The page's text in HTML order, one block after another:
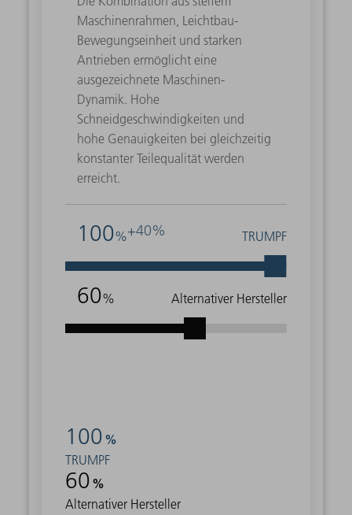
Maschinenrahmen, Leichtbau-
Bewegungseinheit und starken
Antrieben ermöglicht eine
ausgezeichnete Maschinen-
Dynamik. Hohe
Schneidgeschwindigkeiten und
hohe Genauigkeiten bei gleichzeitig
konstanter Teilequalität werden
erreicht.
100%+40% TRUMPF
60% Alternativer Hersteller
100%
TRUMPF
60%
Alternativer Hersteller